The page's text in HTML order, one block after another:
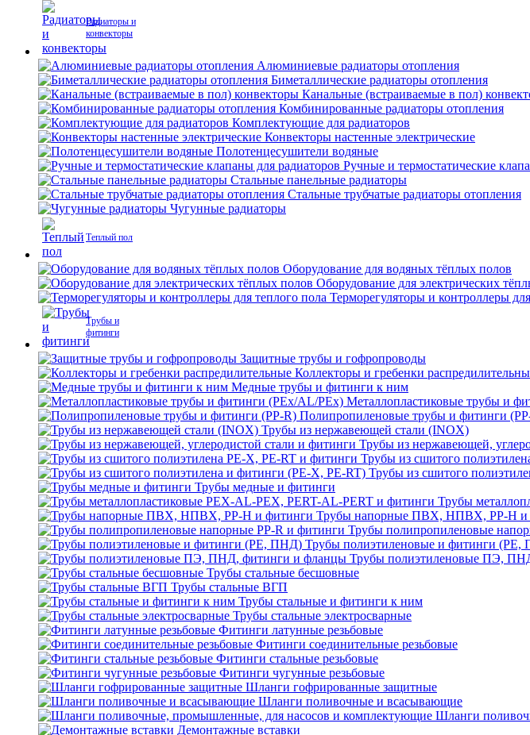
Радиаторы и
конвекторы
Алюминиевые радиаторы отопления
Биметаллические радиаторы отопления
Канальные (встраиваемые в пол)
Комбинированные радиаторы отопления
Комплектующие для радиаторов
Конвекторы настенные электрические
Полотенцесушители водяные
Ручные и термостатические
Стальные панельные радиаторы
Стальные трубчатые радиаторы отопления
Чугунные радиаторы
Теплый пол
Оборудование для водяных тёплых полов
Оборудование для электрических
Терморегуляторы и контроллеры
Трубы и
фитинги
Защитные трубы и гофропроводы
Коллекторы и гребенки
Медные трубы и фитинги к ним
Металлопластиковые трубы и
Полипропиленовые трубы и фитинги
Трубы из нержавеющей стали (INOX)
Трубы из нержавеющей,
Трубы из сшитого
Трубы из сшитого
Трубы медные и фитинги
Трубы
Трубы напорные ПВХ, НПВХ, PP-H и
Трубы полипропиленовые
Трубы полиэтиленовые и фитинги
Трубы полиэтиленовые ПЭ,
Трубы стальные бесшовные
Трубы стальные ВГП
Трубы стальные и фитинги к ним
Трубы стальные электросварные
Фитинги латунные резьбовые
Фитинги соединительные резьбовые
Фитинги стальные резьбовые
Фитинги чугунные резьбовые
Шланги гофрированные защитные
Шланги поливочные и всасывающие
Шланги
Демонтажные вставки